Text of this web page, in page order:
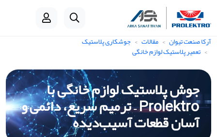
آرکا صنعت تیوان مقالات جوشکاری پلاستیک
تعمیر پلاستیک لوازم خانگی
جوش پلاستیک لوازم خانگی با
Prolektro – ترمیم سریع، دائمی و
آسان قطعات آسیب‌دیده